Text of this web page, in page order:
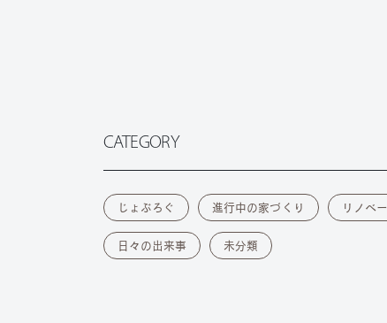
CATEGORY
じょぶろぐ 進行中の家づくり リノベ
日々の出来事 未分類